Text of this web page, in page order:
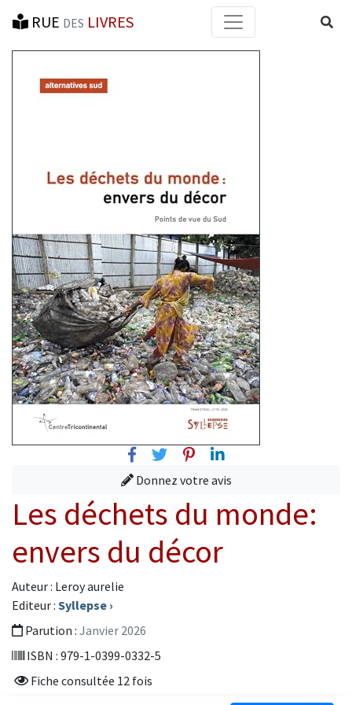
RUE DES LIVRES
FacebookTwitterPinterest
Linkedin
Donnez votre avis
Les déchets du monde:
envers du décor
Auteur : Leroy aurelie
Editeur : Syllepse ›
Parution : Janvier 2026
ISBN : 979-1-0399-0332-5
Fiche consultée 12 fois